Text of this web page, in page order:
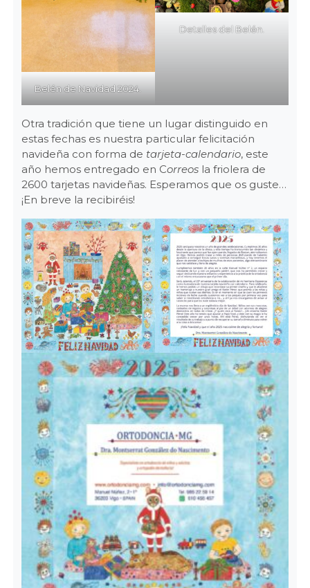
Belén de Navidad 2024.
Detalles del Belén.
Otra tradición que tiene un lugar distinguido en
estas fechas es nuestra particular felicitación
navideña con forma de tarjeta-calendario, este
año hemos entregado en Correosla friolera de
2600 tarjetas navideñas. Esperamos que os guste…
¡En breve la recibiréis!